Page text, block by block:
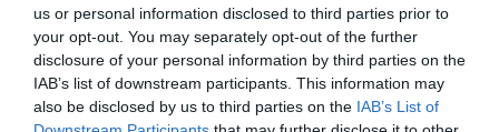
us or personal information disclosed to third parties prior to
your opt-out. You may separately opt-out of the further
disclosure of your personal information by third parties on the
IAB’s list of downstream participants. This information may
also be disclosed by us to third parties on the IAB’s List of
Camere disponibili: Doppia, Tripla, Quadrupla, Doppia uso Singola, Doppia
vista Mare.
Servizi Inclusi nel prezzo